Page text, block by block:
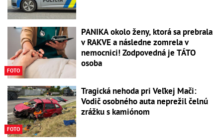
FOTO
PANIKA okolo ženy, ktorá sa prebrala
v RAKVE a následne zomrela v
nemocnici! Zodpovedná je TÁTO
osoba
FOTO
Tragická nehoda pri Veľkej Mači:
Vodič osobného auta neprežil čelnú
zrážku s kamiónom